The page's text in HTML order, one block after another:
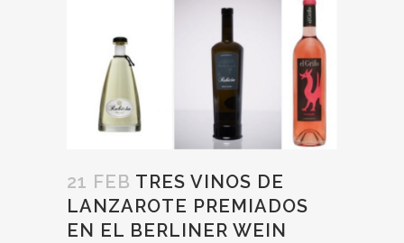
21 FEB TRES VINOS DE
LANZAROTE PREMIADOS
EN EL BERLINER WEIN